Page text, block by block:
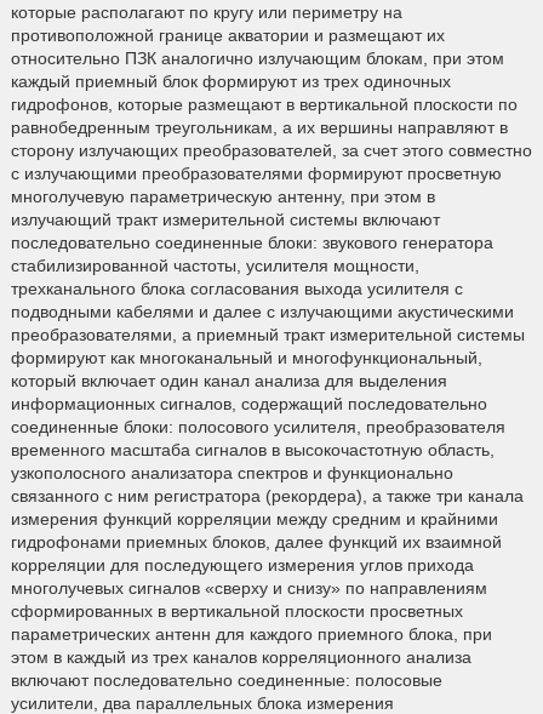
которые располагают по кругу или периметру на
противоположной границе акватории и размещают их
относительно ПЗК аналогично излучающим блокам, при этом
каждый приемный блок формируют из трех одиночных
гидрофонов, которые размещают в вертикальной плоскости по
равнобедренным треугольникам, а их вершины направляют в
сторону излучающих преобразователей, за счет этого совместно
с излучающими преобразователями формируют просветную
многолучевую параметрическую антенну, при этом в
излучающий тракт измерительной системы включают
последовательно соединенные блоки: звукового генератора
стабилизированной частоты, усилителя мощности,
трехканального блока согласования выхода усилителя с
подводными кабелями и далее с излучающими акустическими
преобразователями, а приемный тракт измерительной системы
формируют как многоканальный и многофункциональный,
который включает один канал анализа для выделения
информационных сигналов, содержащий последовательно
соединенные блоки: полосового усилителя, преобразователя
временного масштаба сигналов в высокочастотную область,
узкополосного анализатора спектров и функционально
связанного с ним регистратора (рекордера), а также три канала
измерения функций корреляции между средним и крайними
гидрофонами приемных блоков, далее функций их взаимной
корреляции для последующего измерения углов прихода
многолучевых сигналов «сверху и снизу» по направлениям
сформированных в вертикальной плоскости просветных
параметрических антенн для каждого приемного блока, при
этом в каждый из трех каналов корреляционного анализа
включают последовательно соединенные: полосовые
усилители, два параллельных блока измерения